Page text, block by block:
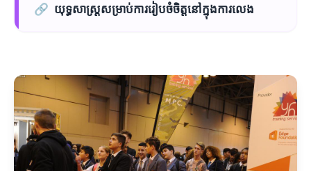
🔗 យុទ្ធសាស្ត្រសម្រាប់ការរៀបចំចិត្តនៅក្នុងការលេង